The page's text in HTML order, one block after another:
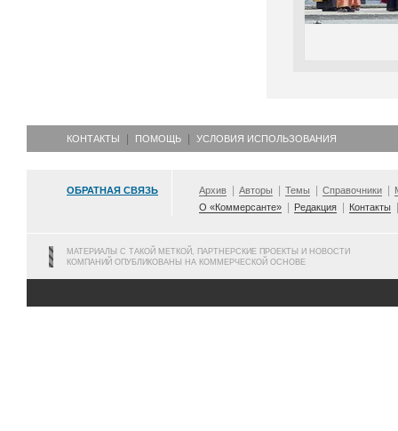
КОНТАКТЫ ПОМОЩЬ УСЛОВИЯ ИСПОЛЬЗОВАНИЯ
ОБРАТНАЯ СВЯЗЬ Архив Авторы Темы Справочники
О «Коммерсанте»
Редакция Контакты
МАТЕРИАЛЫ С ТАКОЙ МЕТКОЙ, ПАРТНЕРСКИЕ ПРОЕКТЫ И НОВОСТИ
КОМПАНИЙ ОПУБЛИКОВАНЫ НА КОММЕРЧЕСКОЙ ОСНОВЕ